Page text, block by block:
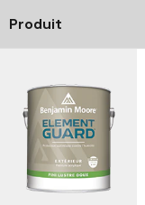
Produit